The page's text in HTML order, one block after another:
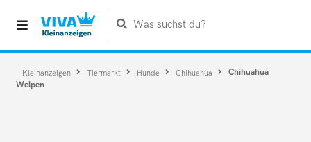
Was suchst du?
Kleinanzeigen Tiermarkt Hunde Chihuahua
Chihuahua
Welpen